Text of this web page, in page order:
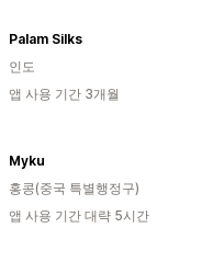
Palam Silks
인도
앱 사용 기간 3개월
Myku
홍콩(중국 특별행정구)
앱 사용 기간 대략 5시간